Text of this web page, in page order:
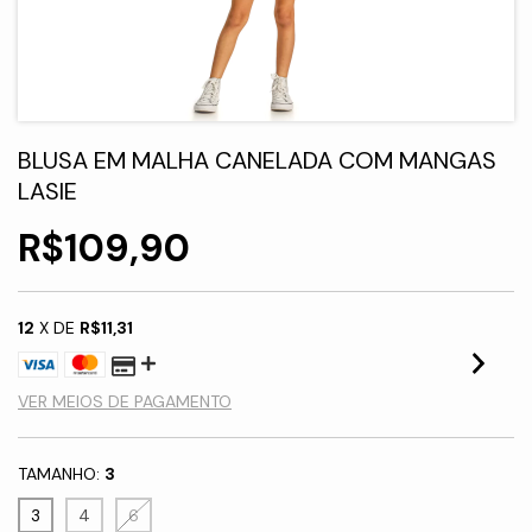
BLUSA EM MALHA CANELADA COM MANGAS
LASIE
R$109,90
12 X DE R$11,31
VER MEIOS DE PAGAMENTO
TAMANHO: 3
3
4 6